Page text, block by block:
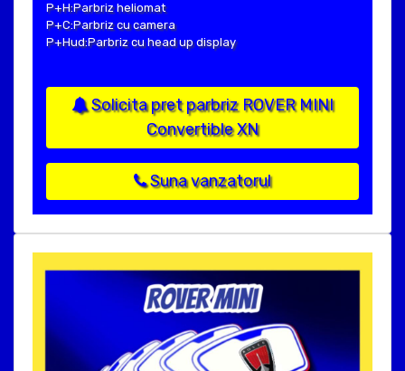
P+H:Parbriz heliomat
P+C:Parbriz cu camera
P+Hud:Parbriz cu head up display
Solicita pret parbriz ROVER MINI
Convertible XN
Suna vanzatorul